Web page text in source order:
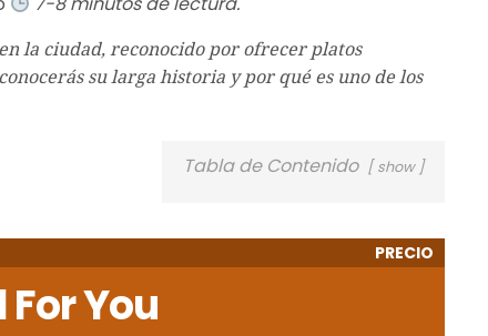
la ciudad, reconocido por ofrecer platos
su larga historia y por qué es uno de los
Tabla de Contenido show
PRECIO
You